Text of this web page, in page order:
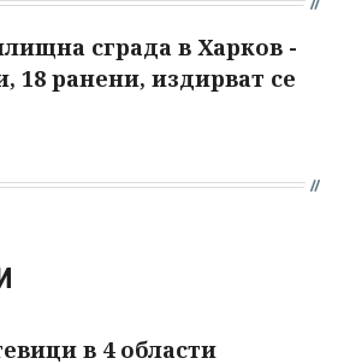
сграда в Харков -
18 ранени, издирват се
в 4 области